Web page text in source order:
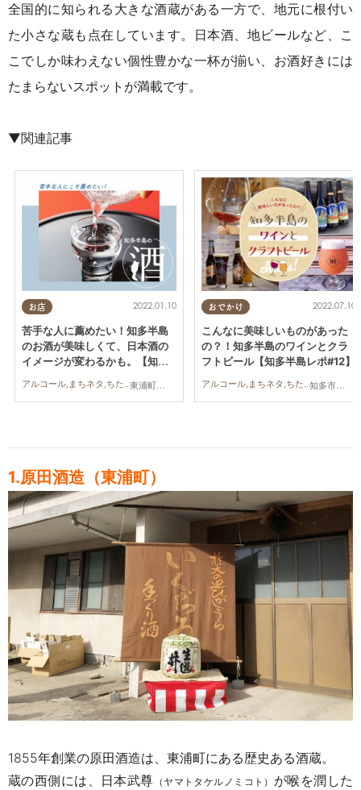
全国的に知られる大きな酒蔵がある一方で、地元に根付い
た小さな蔵も点在しています。日本酒、地ビールなど、こ
こでしか味わえない個性豊かな一杯が揃い、お酒好きには
たまらないスポットが満載です。
▼関連記事
お店
東浦町,阿久比町,半田市,常滑市
2022.01.10
苦手な人に薦めたい！知多半島
のお酒が美味しくて、日本酒の
イメージが変わるかも。【知多
アルコール,まちネタ,ちたまるショッピング,知多半島,知多半島レポ,日本酒
おでかけ
知多市,半田市,常滑市,南知多町
2022.07.10
こんなに美味しいものがあった
の？！知多半島のワインとクラ
フトビール【知多半島レポ#12】
アルコール,まちネタ,ちたまるショッピング,おひとりさま,知多半島,知多半島レポ
1.原田酒造（東浦町）
1855年創業の原田酒造は、東浦町にある歴史ある酒蔵。
蔵の西側には、日本武尊 （ヤマトタケルノミコト） が喉を潤した